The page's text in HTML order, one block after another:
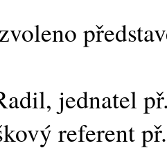
jednatel
referent